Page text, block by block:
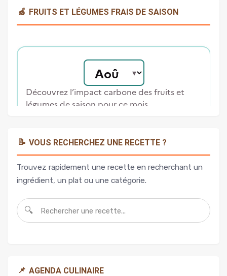
🍏 FRUITS ET LÉGUMES FRAIS DE SAISON
📝 VOUS RECHERCHEZ UNE RECETTE ?
Trouvez rapidement une recette en recherchant un
ingrédient, un plat ou une catégorie.
🔍
📌 AGENDA CULINAIRE